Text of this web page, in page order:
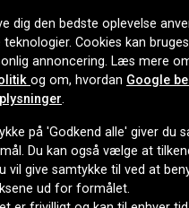
LEVERINGSMULIGHEDER
Copyright © 2026, Spares
dig den bedste oplevelse
teknologier. Cookies kan
annoncering. Læs mere
og om, hvordan Google
.
på 'Godkend alle' giver du
Du kan også vælge at
vil give samtykke til ved at
ud for formålet.